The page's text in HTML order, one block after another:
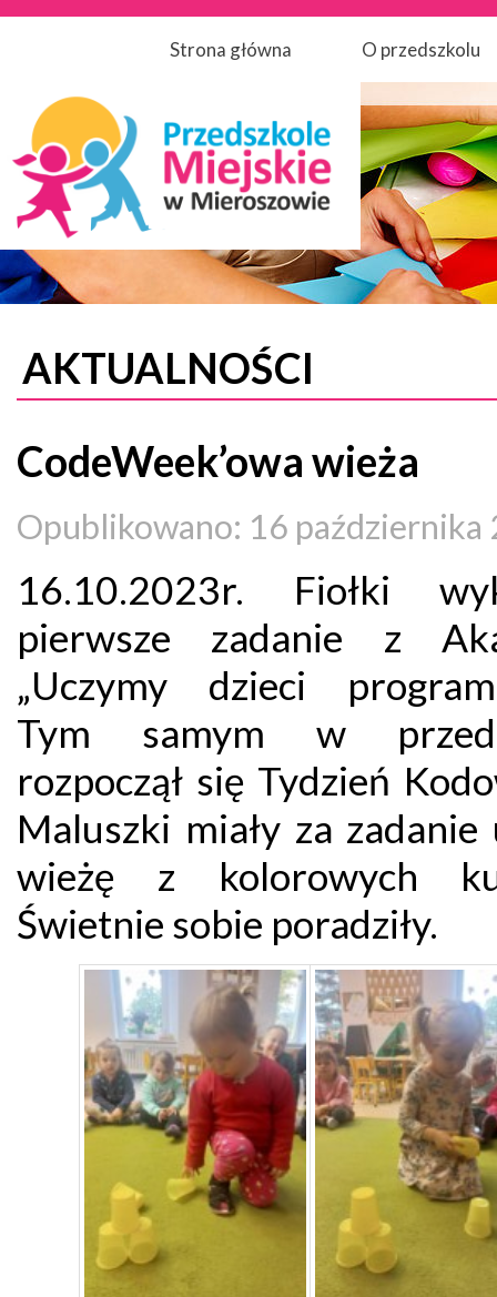
Strona główna O przedszkolu
AKTUALNOŚCI
CodeWeek’owa wieża
Opublikowano: 16 października
16.10.2023r. Fiołki
pierwsze zadanie z
„Uczymy dzieci
Tym samym w
rozpoczął się Tydzień
Maluszki miały za zadanie
wieżę z kolorowych
Świetnie sobie poradziły.